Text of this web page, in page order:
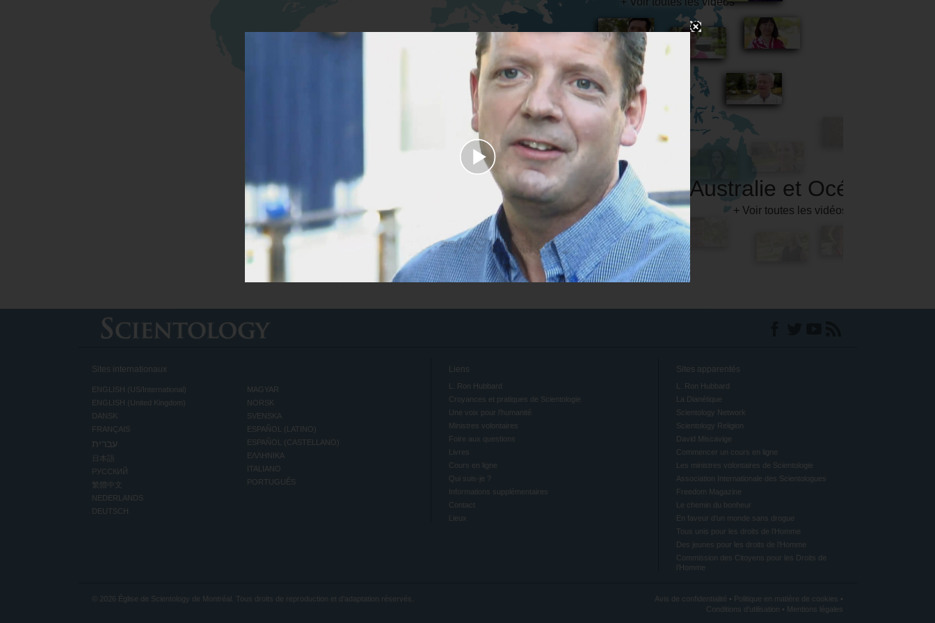
Play
Video
Australie et Océanie
+ Voir toutes les vidéos
Sites internationaux
ENGLISH (US/International)
ENGLISH (United Kingdom)
DANSK
FRANÇAIS
עברית
日本語
РУССКИЙ
繁體中文
NEDERLANDS
DEUTSCH
MAGYAR
NORSK
SVENSKA
ESPAÑOL (LATINO)
ESPAÑOL (CASTELLANO)
ΕΛΛΗΝΙΚA
ITALIANO
PORTUGUÊS
Liens
L. Ron Hubbard
Croyances et pratiques de Scientologie
Une voix pour l’humanité
Ministres volontaires
Foire aux questions
Livres
Cours en ligne
Qui suis-je ?
Informations supplémentaires
Contact
Lieux
Sites apparentés
L. Ron Hubbard
La Dianétique
Scientology Network
Scientology Religion
David Miscavige
Commencer un cours en ligne
Les ministres volontaires de Scientologie
Association Internationale des Scientologues
Freedom Magazine
Le chemin du bonheur
En faveur d’un monde sans drogue
Tous unis pour les droits de l’Homme
Des jeunes pour les droits de l’Homme
Commission des Citoyens pour les Droits de
l’Homme
© 2026 Église de Scientology de Montréal. Tous droits de reproduction et d’adaptation réservés. Avis de confidentialité • Politique en matière de cookies •
Conditions d’utilisation
• Mentions légales